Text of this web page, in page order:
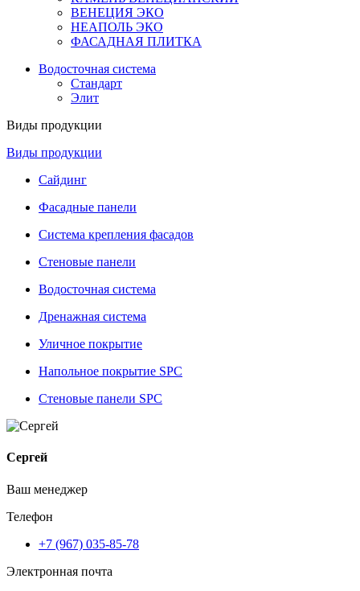
ВЕНЕЦИЯ ЭКО
НЕАПОЛЬ ЭКО
ФАСАДНАЯ ПЛИТКА
Водосточная система
Стандарт
Элит
Виды продукции
Виды продукции
Сайдинг
Фасадные панели
Система крепления фасадов
Стеновые панели
Водосточная система
Дренажная система
Уличное покрытие
Напольное покрытие SPC
Стеновые панели SPC
Сергей
Ваш менеджер
Телефон
+7 (967) 035-85-78
Электронная почта